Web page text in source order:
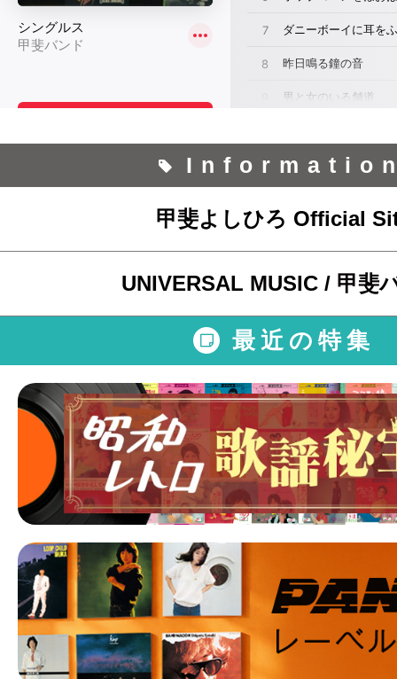
甲斐よしひろ Official
UNIVERSAL MUSIC / 甲斐
最近の特集